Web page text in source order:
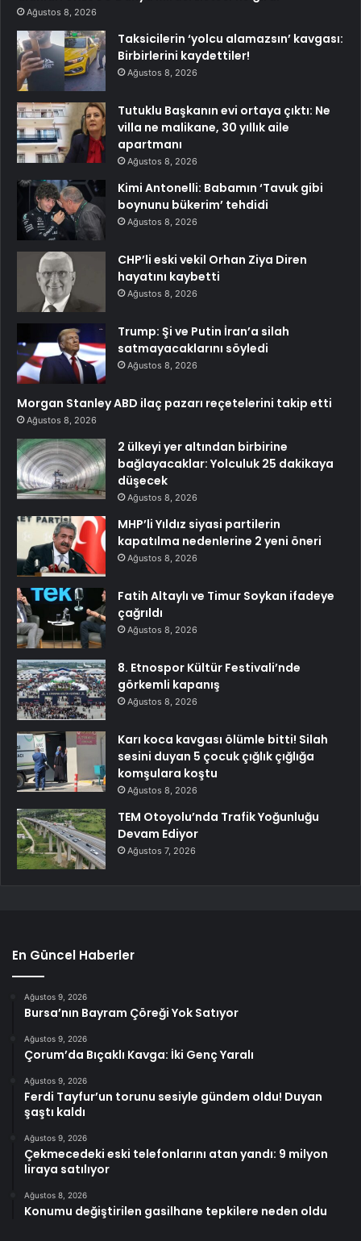
Ağustos 8, 2026
Taksicilerin ‘yolcu alamazsın’ kavgası:
Birbirlerini kaydettiler!
Ağustos 8, 2026
Tutuklu Başkanın evi ortaya çıktı: Ne
villa ne malikane, 30 yıllık aile
apartmanı
Ağustos 8, 2026
Kimi Antonelli: Babamın ‘Tavuk gibi
boynunu bükerim’ tehdidi
Ağustos 8, 2026
CHP’li eski vekil Orhan Ziya Diren
hayatını kaybetti
Ağustos 8, 2026
Trump: Şi ve Putin İran’a silah
satmayacaklarını söyledi
Ağustos 8, 2026
Morgan Stanley ABD ilaç pazarı reçetelerini takip etti
Ağustos 8, 2026
2 ülkeyi yer altından birbirine
bağlayacaklar: Yolculuk 25 dakikaya
düşecek
Ağustos 8, 2026
MHP’li Yıldız siyasi partilerin
kapatılma nedenlerine 2 yeni öneri
Ağustos 8, 2026
Fatih Altaylı ve Timur Soykan ifadeye
çağrıldı
Ağustos 8, 2026
8. Etnospor Kültür Festivali’nde
görkemli kapanış
Ağustos 8, 2026
Karı koca kavgası ölümle bitti! Silah
sesini duyan 5 çocuk çığlık çığlığa
komşulara koştu
Ağustos 8, 2026
TEM Otoyolu’nda Trafik Yoğunluğu
Devam Ediyor
Ağustos 7, 2026
En Güncel Haberler
Ağustos 9, 2026
Bursa’nın Bayram Çöreği Yok Satıyor
Ağustos 9, 2026
Çorum’da Bıçaklı Kavga: İki Genç Yaralı
Ağustos 9, 2026
Ferdi Tayfur’un torunu sesiyle gündem oldu! Duyan
şaştı kaldı
Ağustos 9, 2026
Çekmecedeki eski telefonlarını atan yandı: 9 milyon
liraya satılıyor
Ağustos 8, 2026
Konumu değiştirilen gasilhane tepkilere neden oldu